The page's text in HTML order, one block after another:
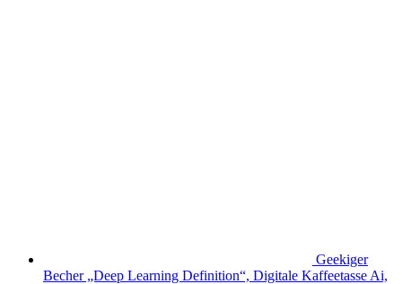
Geekiger
Becher „Deep Learning Definition“, Digitale Kaffeetasse Ai,